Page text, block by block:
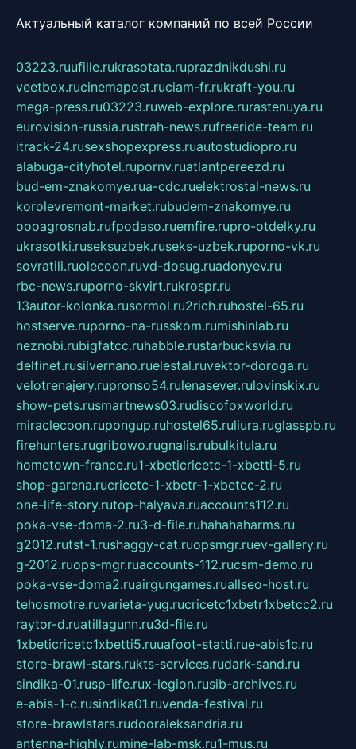
Актуальный каталог компаний по всей России
03223.ruufille.rukrasotata.ruprazdnikdushi.ru
veetbox.rucinemapost.ruciam-fr.rukraft-you.ru
mega-press.ru03223.ruweb-explore.rurastenuya.ru
eurovision-russia.rustrah-news.rufreeride-team.ru
itrack-24.rusexshopexpress.ruautostudiopro.ru
alabuga-cityhotel.rupornv.ruatlantpereezd.ru
bud-em-znakomye.rua-cdc.ruelektrostal-news.ru
korolevremont-market.rubudem-znakomye.ru
oooagrosnab.rufpodaso.ruemfire.rupro-otdelky.ru
ukrasotki.ruseksuzbek.ruseks-uzbek.ruporno-vk.ru
sovratili.ruolecoon.ruvd-dosug.ruadonyev.ru
rbc-news.ruporno-skvirt.rukrospr.ru
13autor-kolonka.rusormol.ru2rich.ruhostel-65.ru
hostserve.ruporno-na-russkom.rumishinlab.ru
neznobi.rubigfatcc.ruhabble.rustarbucksvia.ru
delfinet.rusilvernano.ruelestal.ruvektor-doroga.ru
velotrenajery.rupronso54.rulenasever.rulovinskix.ru
show-pets.rusmartnews03.rudiscofoxworld.ru
miraclecoon.rupongup.ruhostel65.ruliura.ruglasspb.ru
firehunters.rugribowo.rugnalis.rubulkitula.ru
hometown-france.ru1-xbeticricetc-1-xbetti-5.ru
shop-garena.rucricetc-1-xbetr-1-xbetcc-2.ru
one-life-story.rutop-halyava.ruaccounts112.ru
poka-vse-doma-2.ru3-d-file.ruhahahaharms.ru
g2012.rutst-1.rushaggy-cat.ruopsmgr.ruev-gallery.ru
g-2012.ruops-mgr.ruaccounts-112.rucsm-demo.ru
poka-vse-doma2.ruairgungames.ruallseo-host.ru
tehosmotre.ruvarieta-yug.rucricetc1xbetr1xbetcc2.ru
raytor-d.ruatillagunn.ru3d-file.ru
1xbeticricetc1xbetti5.ruuafoot-statti.rue-abis1c.ru
store-brawl-stars.rukts-services.rudark-sand.ru
sindika-01.rusp-life.rux-legion.rusib-archives.ru
e-abis-1-c.rusindika01.ruvenda-festival.ru
store-brawlstars.rudooraleksandria.ru
antenna-highly.rumine-lab-msk.ru1-mus.ru